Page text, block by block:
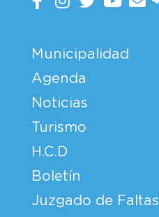
Municipalidad
Agenda
Noticias
Turismo
H.C.D
Boletín
Juzgado de Faltas